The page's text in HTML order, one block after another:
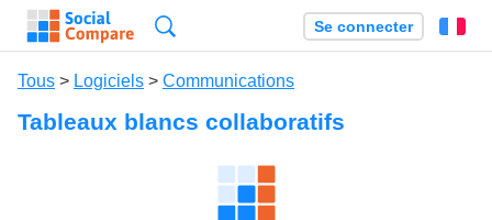
Se connecter
Tous > Logiciels > Communications
Tableaux blancs collaboratifs